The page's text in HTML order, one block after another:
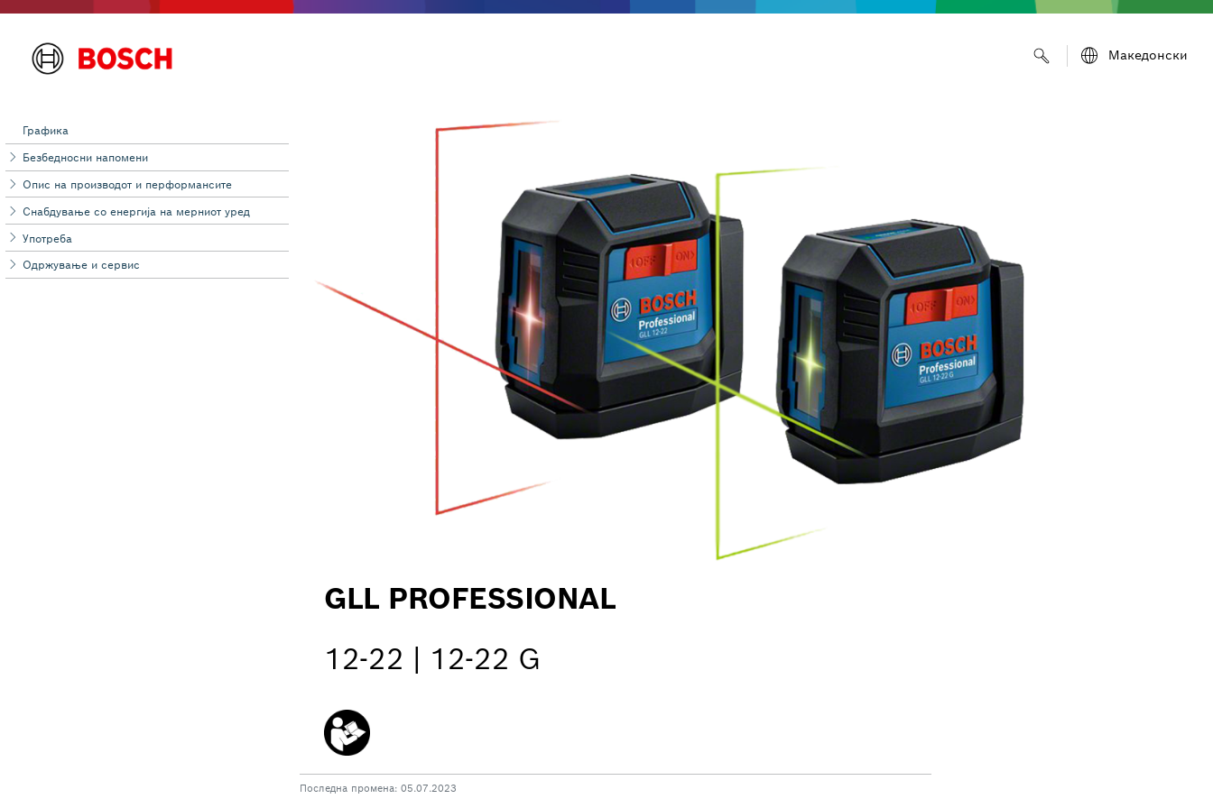
Македонски
Графика
Безбедносни напомени
Опис на производот и перформансите
Снабдување со енергија на мерниот уред
Употреба
Одржување и сервис